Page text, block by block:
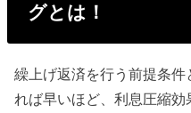
グとは！
繰上げ返済を行う前提条
れば早いほど、利息圧縮